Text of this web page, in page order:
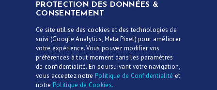
PROTECTION DES DONNÉES &
CONSENTEMENT
Ce site utilise des cookies et des technologies de
suivi (Google Analytics, Meta Pixel) pour améliorer
votre expérience. Vous pouvez modifier vos
préférences à tout moment dans les paramètres
de confidentialité. En poursuivant votre navigation,
vous acceptez notre Politique de Confidentialité et
notre Politique de Cookies.